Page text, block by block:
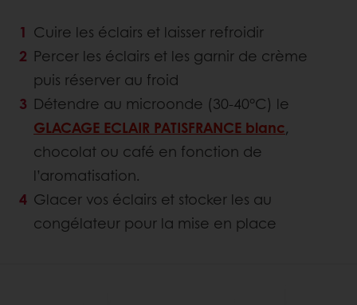
Cuire les éclairs et laisser refroidir
Percer les éclairs et les garnir de crème
puis réserver au froid
Détendre au microonde (30-40°C) le
GLACAGE ECLAIR PATISFRANCE blanc,
chocolat ou café en fonction de
l’aromatisation.
Glacer vos éclairs et stocker les au
congélateur pour la mise en place